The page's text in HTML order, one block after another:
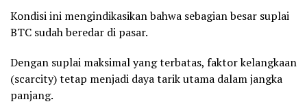
Kondisi ini mengindikasikan bahwa sebagian besar suplai
BTC sudah beredar di pasar.
Dengan suplai maksimal yang terbatas, faktor kelangkaan
(scarcity) tetap menjadi daya tarik utama dalam jangka
panjang.